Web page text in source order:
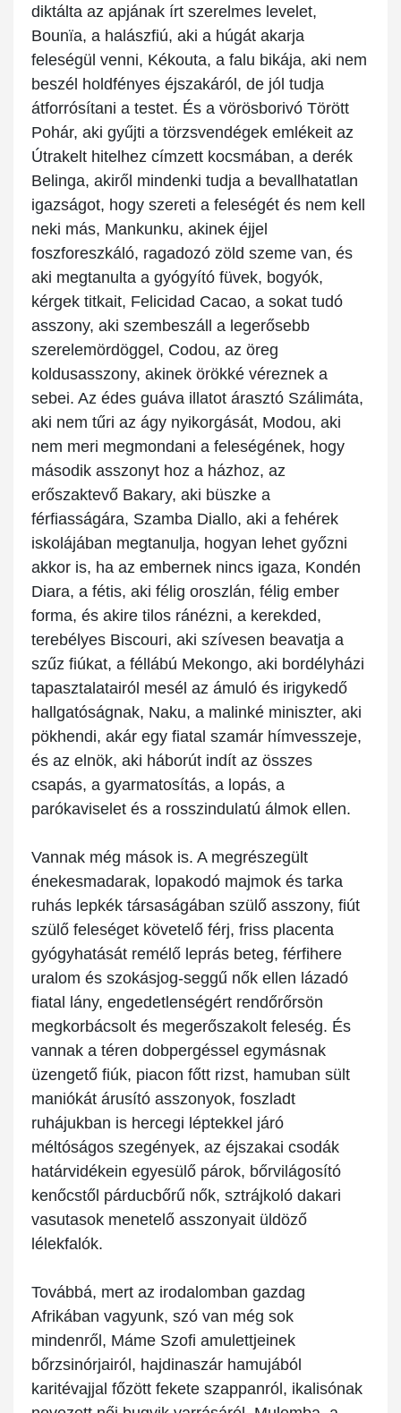
diktálta az apjának írt szerelmes levelet,
Bounïa, a halászfiú, aki a húgát akarja
feleségül venni, Kékouta, a falu bikája, aki nem
beszél holdfényes éjszakáról, de jól tudja
átforrósítani a testet. És a vörösborivó Törött
Pohár, aki gyűjti a törzsvendégek emlékeit az
Útrakelt hitelhez címzett kocsmában, a derék
Belinga, akiről mindenki tudja a bevallhatatlan
igazságot, hogy szereti a feleségét és nem kell
neki más, Mankunku, akinek éjjel
foszforeszkáló, ragadozó zöld szeme van, és
aki megtanulta a gyógyító füvek, bogyók,
kérgek titkait, Felicidad Cacao, a sokat tudó
asszony, aki szembeszáll a legerősebb
szerelemördöggel, Codou, az öreg
koldusasszony, akinek örökké véreznek a
sebei. Az édes guáva illatot árasztó Szálimáta,
aki nem tűri az ágy nyikorgását, Modou, aki
nem meri megmondani a feleségének, hogy
második asszonyt hoz a házhoz, az
erőszaktevő Bakary, aki büszke a
férfiasságára, Szamba Diallo, aki a fehérek
iskolájában megtanulja, hogyan lehet győzni
akkor is, ha az embernek nincs igaza, Kondén
Diara, a fétis, aki félig oroszlán, félig ember
forma, és akire tilos ránézni, a kerekded,
terebélyes Biscouri, aki szívesen beavatja a
szűz fiúkat, a féllábú Mekongo, aki bordélyházi
tapasztalatairól mesél az ámuló és irigykedő
hallgatóságnak, Naku, a malinké miniszter, aki
pökhendi, akár egy fiatal szamár hímvesszeje,
és az elnök, aki háborút indít az összes
csapás, a gyarmatosítás, a lopás, a
parókaviselet és a rosszindulatú álmok ellen.
Vannak még mások is. A megrészegült
énekesmadarak, lopakodó majmok és tarka
ruhás lepkék társaságában szülő asszony, fiút
szülő feleséget követelő férj, friss placenta
gyógyhatását remélő leprás beteg, férfihere
uralom és szokásjog-seggű nők ellen lázadó
fiatal lány, engedetlenségért rendőrőrsön
megkorbácsolt és megerőszakolt feleség. És
vannak a téren dobpergéssel egymásnak
üzengető fiúk, piacon főtt rizst, hamuban sült
maniókát árusító asszonyok, foszladt
ruhájukban is hercegi léptekkel járó
méltóságos szegények, az éjszakai csodák
határvidékein egyesülő párok, bőrvilágosító
kenőcstől párducbőrű nők, sztrájkoló dakari
vasutasok menetelő asszonyait üldöző
lélekfalók.
Továbbá, mert az irodalomban gazdag
Afrikában vagyunk, szó van még sok
mindenről, Máme Szofi amulettjeinek
bőrzsinórjairól, hajdinaszár hamujából
karitévajjal főzött fekete szappanról, ikalisónak